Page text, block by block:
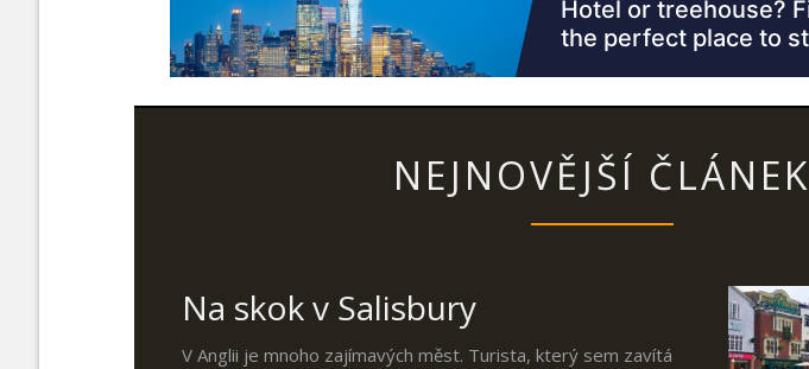
NEJNOVĚJŠÍ ČLÁNEK
Na skok v Salisbury
V Anglii je mnoho zajímavých měst. Turista, který sem zavítá